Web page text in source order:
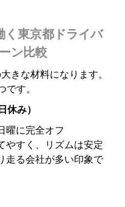
く東京都ドライバ
ン比較
きな材料になります。
す。
休み）
曜に完全オフ
やすく、リズムは安定
走る会社が多い印象で